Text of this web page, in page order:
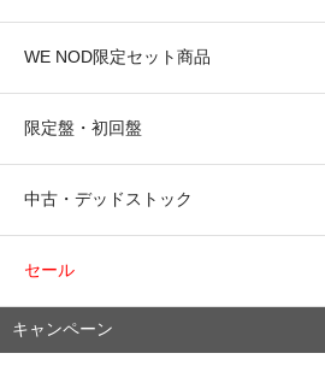
Incredible Records. / Lexington Co.
■ 7/29【予約開始】tofubeats - Angels
You Know My Love? feat. 一十三十一
■ 7/29【予約開始】tofubeats - 大丈夫
feat. 柴田聡子 (Slowly Remix) [7"]
■ 7/29 【予約開始】TA98 - Lovers
SET (2026) 11月中旬発売
■ 7/29【予約開始】下中洋介 -
Records / SPACE SHOWER MUSIC
WE NOD限定セット商品
限定盤・初回盤
中古・デッドストック
セール
キャンペーン